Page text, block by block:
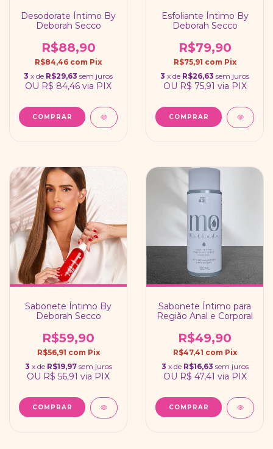
Desodorate Íntimo By
Deborah Secco
R$88,90
R$84,46 com Pix
3 x de R$29,63 sem juros
OU R$ 84,46 via PIX
Esfoliante Íntimo By
Deborah Secco
R$79,90
R$75,91 com Pix
3 x de R$26,63 sem juros
OU R$ 75,91 via PIX
Sabonete Íntimo By
Deborah Secco
R$59,90
R$56,91 com Pix
3 x de R$19,97 sem juros
OU R$ 56,91 via PIX
Sabonete Íntimo para
Região Anal e Corporal
R$49,90
R$47,41 com Pix
3 x de R$16,63 sem juros
OU R$ 47,41 via PIX